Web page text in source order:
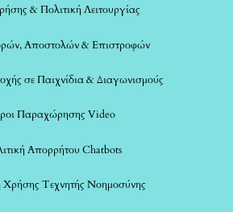
& Πολιτική Λειτουργίας
Αποστολών & Επιστροφών
σε Παιχνίδια & Διαγωνισμούς
Παραχώρησης Video
Απορρήτου Chatbots
Χρήσης Τεχνητής Νοημοσύνης